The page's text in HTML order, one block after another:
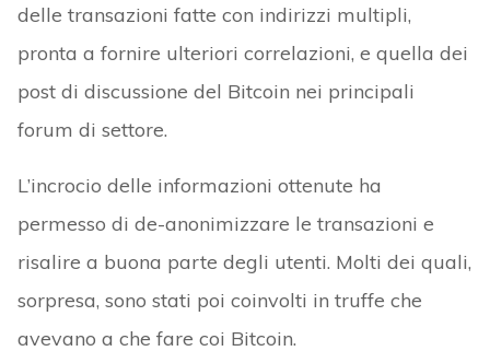
delle transazioni fatte con indirizzi multipli,
pronta a fornire ulteriori correlazioni, e quella dei
post di discussione del Bitcoin nei principali
forum di settore.
L’incrocio delle informazioni ottenute ha
permesso di de-anonimizzare le transazioni e
risalire a buona parte degli utenti. Molti dei quali,
sorpresa, sono stati poi coinvolti in truffe che
avevano a che fare coi Bitcoin.